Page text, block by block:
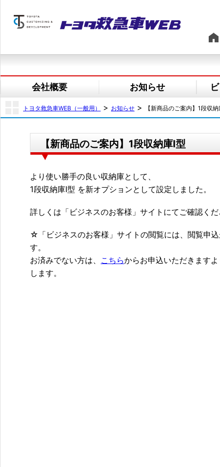
会社概要 お知らせ
トヨタ救急車WEB（一般用） > お知らせ > 【新商品のご案内】1段収納
【新商品のご案内】1段収納庫Ⅰ型
より使い勝手の良い収納庫として、
1段収納庫Ⅰ型 を新オプションとして設定しました。
詳しくは「ビジネスのお客様」サイトにてご確認く
☆「ビジネスのお客様」サイトの閲覧には、閲覧申
す。
お済みでない方は、 こちらからお申込いただきます
します。